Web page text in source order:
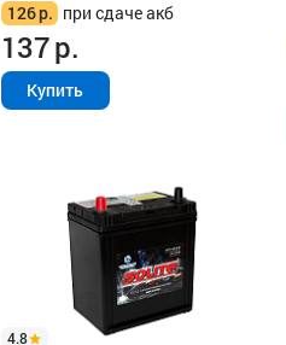
126р. при сдаче акб
137р.
Купить
4.8